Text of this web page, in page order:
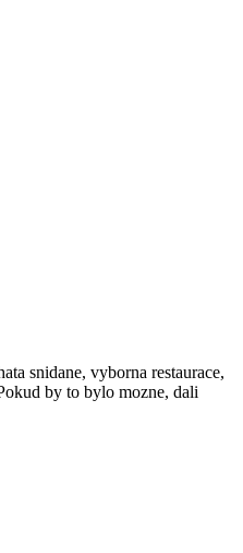
snidane, vyborna restaurace,
by to bylo mozne, dali